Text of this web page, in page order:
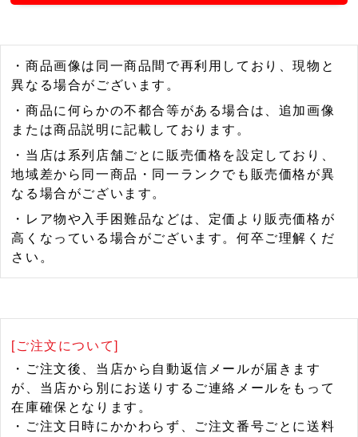
・商品画像は同一商品間で再利用しており、現物と
異なる場合がございます。
・商品に何らかの不都合等がある場合は、追加画像
または商品説明に記載しております。
・当店は系列店舗ごとに販売価格を設定しており、
地域差から同一商品・同一ランクでも販売価格が異
なる場合がございます。
・レア物や入手困難品などは、定価より販売価格が
高くなっている場合がございます。何卒ご理解くだ
さい。
[ご注文について]
・ご注文後、当店から自動返信メールが届きます
が、当店から別にお送りするご連絡メールをもって
在庫確保となります。
・ご注文日時にかかわらず、ご注文番号ごとに送料